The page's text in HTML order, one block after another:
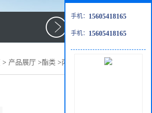
> 产品展厅 >酯类 >丙烯酸羟乙酯直销
手机： 15605418165
手机： 15605418165